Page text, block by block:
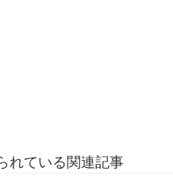
れている関連記事